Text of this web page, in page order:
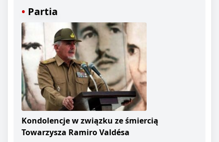
Partia
Kondolencje w związku ze śmiercią
Towarzysza Ramiro Valdésa